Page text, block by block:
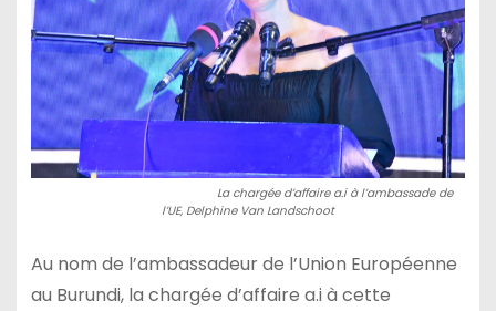
La chargée d’affaire a.i à l’ambassade de
l’UE, Delphine Van Landschoot
Au nom de l’ambassadeur de l’Union Européenne
au Burundi, la chargée d’affaire a.i à cette